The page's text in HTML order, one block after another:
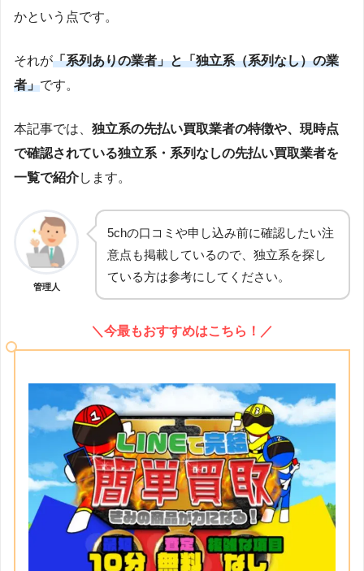
かという点です。
それが「系列ありの業者」と「独立系（系列なし）の業
者」です。
本記事では、 独立系の先払い買取業者の特徴や、現時点
で確認されている独立系・系列なしの先払い買取業者を
一覧で紹介します。
管理人
5chの口コミや申し込み前に確認したい注
意点も掲載しているので、独立系を探し
ている方は参考にしてください。
＼今最もおすすめはこちら！／